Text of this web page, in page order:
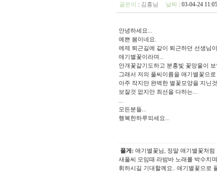
글쓴이 : 김홍님 날짜: 03-04-24
안녕하세요...
예쁜 봄이네요.
에제 퇴근길에 같이 퇴근하던 선생님
애기별꽃이라며...
안개꽃같기도하고 분홍빛 꽃망울이
그래서 저의 풀씨이름을 애기별꽃으
아주 작지만 완벽한 별꽃모양을 지닌
보잘것 없지만 최선을 다하는...
...
모든분들...
행복한하루되세요...
풀게: 애기별꽃님, 정말 애기별꽃처
새풀씨 모임때 라밤바 노래를 박수치
휘하시길 기대할께요.. 애기별꽃으로